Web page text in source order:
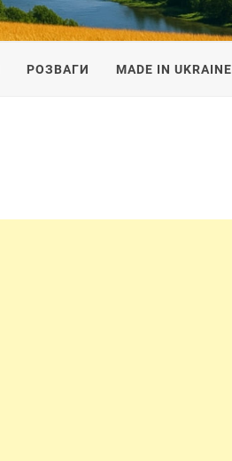
РОЗВАГИ MADE IN UKRAINE